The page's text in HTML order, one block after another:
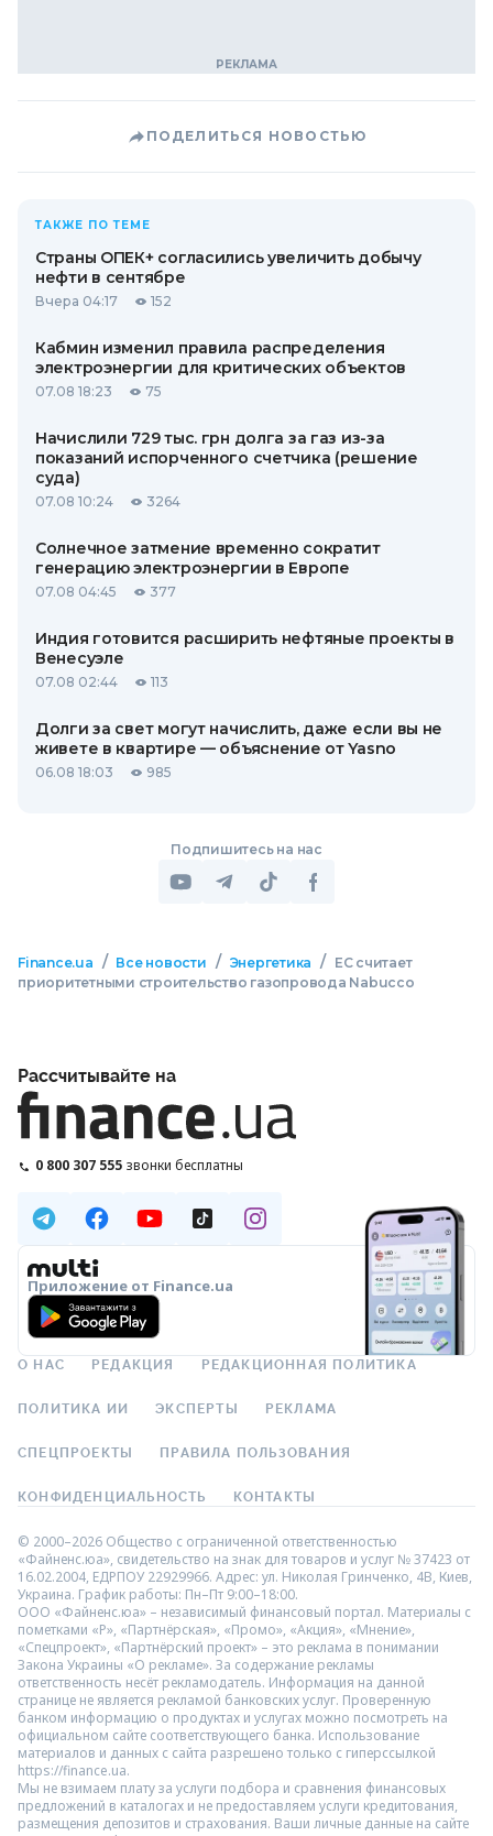
ПОДЕЛИТЬСЯ НОВОСТЬЮ
ТАКЖЕ ПО ТЕМЕ
Страны ОПЕК+ согласились увеличить добычу
нефти в сентябре
Вчера 04:17 152
Кабмин изменил правила распределения
электроэнергии для критических объектов
07.08 18:23 75
Начислили 729 тыс. грн долга за газ из-за
показаний испорченного счетчика (решение
суда)
07.08 10:24 3264
Солнечное затмение временно сократит
генерацию электроэнергии в Европе
07.08 04:45 377
Индия готовится расширить нефтяные проекты в
Венесуэле
07.08 02:44 113
Долги за свет могут начислить, даже если вы не
живете в квартире — объяснение от Yasno
06.08 18:03 985
Подпишитесь на нас
Finance.ua / Все новости / Энергетика /
ЕС считает
приоритетными строительство газопровода Nabucco
Рассчитывайте на
0 800 307 555 звонки бесплатны
Приложение от Finance.ua
О НАС РЕДАКЦИЯ РЕДАКЦИОННАЯ ПОЛИТИКА
ПОЛИТИКА ИИ ЭКСПЕРТЫ РЕКЛАМА
СПЕЦПРОЕКТЫ ПРАВИЛА ПОЛЬЗОВАНИЯ
КОНФИДЕНЦИАЛЬНОСТЬ КОНТАКТЫ
© 2000–2026 Общество с ограниченной ответственностью
«Файненс.юа», свидетельство на знак для товаров и услуг № 37423 от
16.02.2004, ЕДРПОУ 22929966. Адрес: ул. Николая Гринченко, 4В, Киев,
Украина. График работы: Пн–Пт 9:00–18:00.
ООО «Файненс.юа» – независимый финансовый портал. Материалы с
пометками «Р», «Партнёрская», «Промо», «Акция», «Мнение»,
«Спецпроект», «Партнёрский проект» – это реклама в понимании
Закона Украины «О рекламе». За содержание рекламы
ответственность несёт рекламодатель. Информация на данной
странице не является рекламой банковских услуг. Проверенную
банком информацию о продуктах и услугах можно посмотреть на
официальном сайте соответствующего банка. Использование
материалов и данных с сайта разрешено только с гиперссылкой
https://finance.ua.
Мы не взимаем плату за услуги подбора и сравнения финансовых
предложений в каталогах и не предоставляем услуги кредитования,
размещения депозитов и страхования. Ваши личные данные на сайте